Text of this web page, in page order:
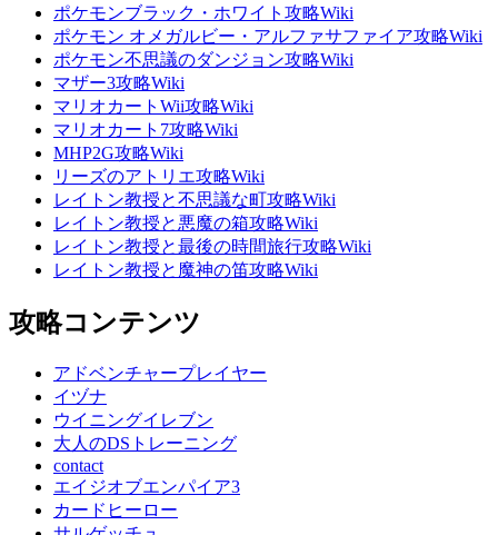
ポケモンブラック・ホワイト攻略Wiki
ポケモン オメガルビー・アルファサファイア攻略Wiki
ポケモン不思議のダンジョン攻略Wiki
マザー3攻略Wiki
マリオカートWii攻略Wiki
マリオカート7攻略Wiki
MHP2G攻略Wiki
リーズのアトリエ攻略Wiki
レイトン教授と不思議な町攻略Wiki
レイトン教授と悪魔の箱攻略Wiki
レイトン教授と最後の時間旅行攻略Wiki
レイトン教授と魔神の笛攻略Wiki
攻略コンテンツ
アドベンチャープレイヤー
イヅナ
ウイニングイレブン
大人のDSトレーニング
contact
エイジオブエンパイア3
カードヒーロー